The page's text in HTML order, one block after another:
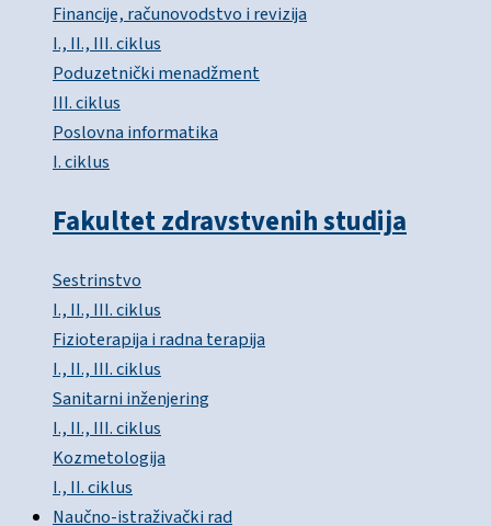
Financije, računovodstvo i revizija
I., II., III. ciklus
Poduzetnički menadžment
III. ciklus
Poslovna informatika
I. ciklus
Fakultet zdravstvenih studija
Sestrinstvo
I., II., III. ciklus
Fizioterapija i radna terapija
I., II., III. ciklus
Sanitarni inženjering
I., II., III. ciklus
Kozmetologija
I., II. ciklus
Naučno-istraživački rad